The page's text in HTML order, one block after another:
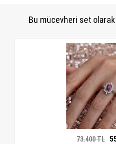
Bu mücevheri set
73.400 TL